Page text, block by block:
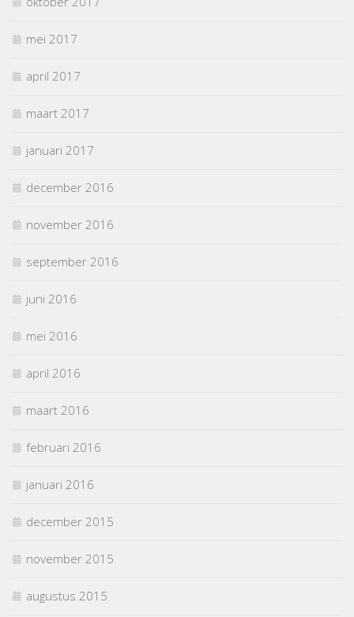
mei 2017
april 2017
maart 2017
januari 2017
december 2016
november 2016
september 2016
juni 2016
mei 2016
april 2016
maart 2016
februari 2016
januari 2016
december 2015
november 2015
augustus 2015